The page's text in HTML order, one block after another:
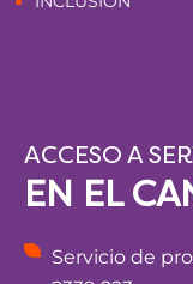
ACCESO A
EN EL
Servicio de